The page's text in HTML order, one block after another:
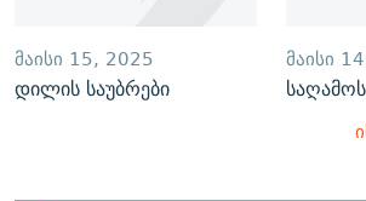
ᲛᲐᲘᲡᲘ 15, 2025
დილის საუბრები
ᲛᲐᲘᲡᲘ